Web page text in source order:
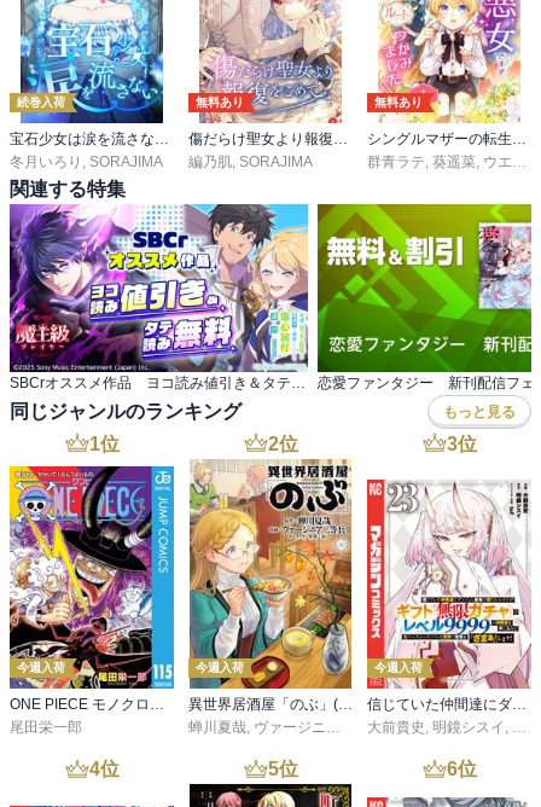
続巻入荷
冬月いろり
SORAJIMA
無料あり
編乃肌 SORAJIMA
無料あり
群青ラテ 葵遥菜 ウエノ
関連する特集
恋愛ファンタジー 新刊配信フェ
同じジャンルのランキング もっと見る
1位
今週入荷
ONE PIECE モノクロ版 115
尾田栄一郎
2位
今週入荷
異世界居酒屋「のぶ」(22)
蝉川夏哉, ヴァージニア二等兵 ,転
3位
今週入荷
信じていた仲間達にダンジョン奥地で殺されかけたがギフト『無限ガチャ』でレベル９９９９の仲間達を手に入れて元パーティーメンバーと世界に復讐＆『ざまぁ！』します！（２３）
大前貴史 , 明鏡シスイ , ｔ
4位 5位 6位